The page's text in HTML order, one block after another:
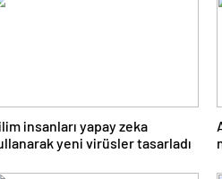
insanları yapay zeka
yeni virüsler tasarladı